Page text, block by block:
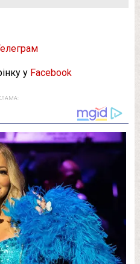
у Facebook